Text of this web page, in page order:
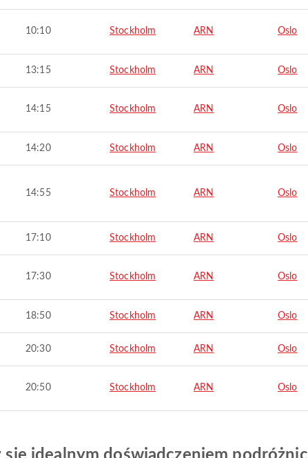
10:10 Stockholm ARN Oslo
13:15 Stockholm ARN Oslo
14:15 Stockholm ARN Oslo
14:20 Stockholm ARN Oslo
14:55 Stockholm ARN Oslo
17:10 Stockholm ARN Oslo
17:30 Stockholm ARN Oslo
18:50 Stockholm ARN Oslo
20:30 Stockholm ARN Oslo
20:50 Stockholm ARN Oslo